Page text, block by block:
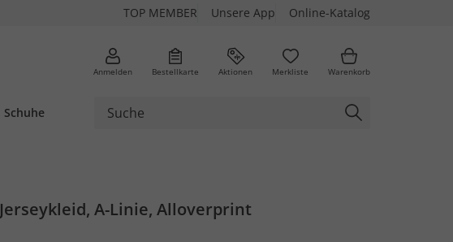
TOP MEMBER Unsere App Online-Katalog
Anmelden Bestellkarte Aktionen Merkliste Warenkorb
Schuhe
Jerseykleid, A-Linie, Alloverprint